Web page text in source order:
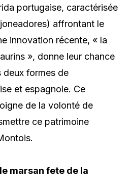
portugaise, caractérisée
affrontant le
innovation récente, « la
», donne leur chance
deux formes de
et espagnole. Ce
de la volonté de
ce patrimoine
marsan fete de la